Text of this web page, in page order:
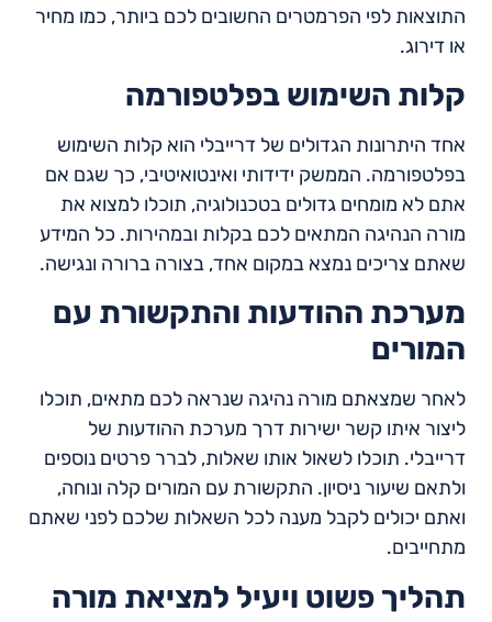
התוצאות לפי הפרמטרים החשובים לכם ביותר, כמו מחיר
או דירוג.
קלות השימוש בפלטפורמה
אחד היתרונות הגדולים של דרייבלי הוא קלות השימוש
בפלטפורמה. הממשק ידידותי ואינטואיטיבי, כך שגם אם
אתם לא מומחים גדולים בטכנולוגיה, תוכלו למצוא את
מורה הנהיגה המתאים לכם בקלות ובמהירות. כל המידע
שאתם צריכים נמצא במקום אחד, בצורה ברורה ונגישה.
מערכת ההודעות והתקשורת עם
המורים
לאחר שמצאתם מורה נהיגה שנראה לכם מתאים, תוכלו
ליצור איתו קשר ישירות דרך מערכת ההודעות של
דרייבלי. תוכלו לשאול אותו שאלות, לברר פרטים נוספים
ולתאם שיעור ניסיון. התקשורת עם המורים קלה ונוחה,
ואתם יכולים לקבל מענה לכל השאלות שלכם לפני שאתם
מתחייבים.
תהליך פשוט ויעיל למציאת מורה